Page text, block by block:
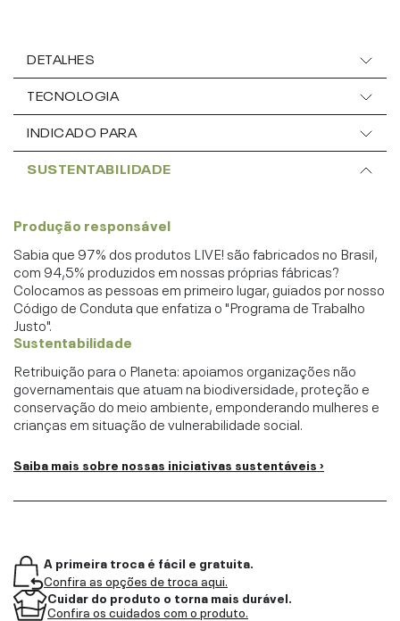
DETALHES
TECNOLOGIA
INDICADO PARA
SUSTENTABILIDADE
Produção responsável
Sabia que 97% dos produtos LIVE! são fabricados no Brasil,
com 94,5% produzidos em nossas próprias fábricas?
Colocamos as pessoas em primeiro lugar, guiados por nosso
Código de Conduta que enfatiza o "Programa de Trabalho
Justo".
Sustentabilidade
Retribuição para o Planeta: apoiamos organizações não
governamentais que atuam na biodiversidade, proteção e
conservação do meio ambiente, emponderando mulheres e
crianças em situação de vulnerabilidade social.
Saiba mais sobre nossas iniciativas sustentáveis ›
A primeira troca é fácil e gratuita.
Confira as opções de troca aqui.
Cuidar do produto o torna mais durável.
Confira os cuidados com o produto.